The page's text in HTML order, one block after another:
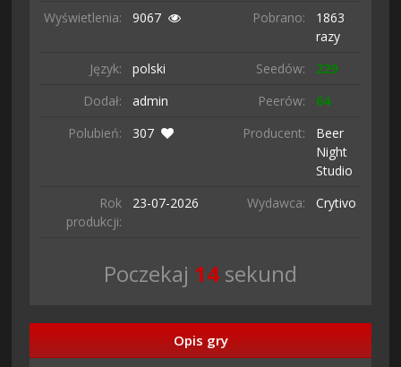
Wyświetlenia: 9067 Pobrano:
1863
razy
Język:
polski Seedów:
229
Dodał:
admin Peerów:
64
Polubień:
307 Producent:
Beer
Night
Studio
Rok
produkcji:
23-07-2026 Wydawca: Crytivo
Poczekaj 13 sekund
Opis gry